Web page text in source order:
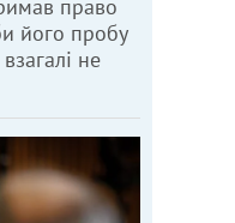
право
його пробу
не